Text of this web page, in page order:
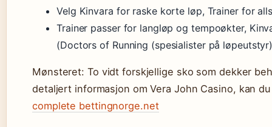
Velg Kinvara for raske korte løp, Trainer for
Trainer passer for langløp og tempoøkter,
(Doctors of Running (spesialister på
Mønsteret: To vidt forskjellige sko som dekker
detaljert informasjon om Vera John Casino, kan
complete bettingnorge.net